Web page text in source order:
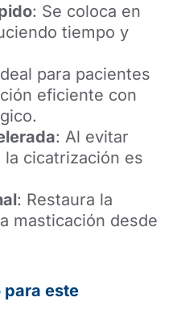
: Se coloca en
tiempo y
para pacientes
eficiente con
: Al evitar
cicatrización es
: Restaura la
masticación desde
para este